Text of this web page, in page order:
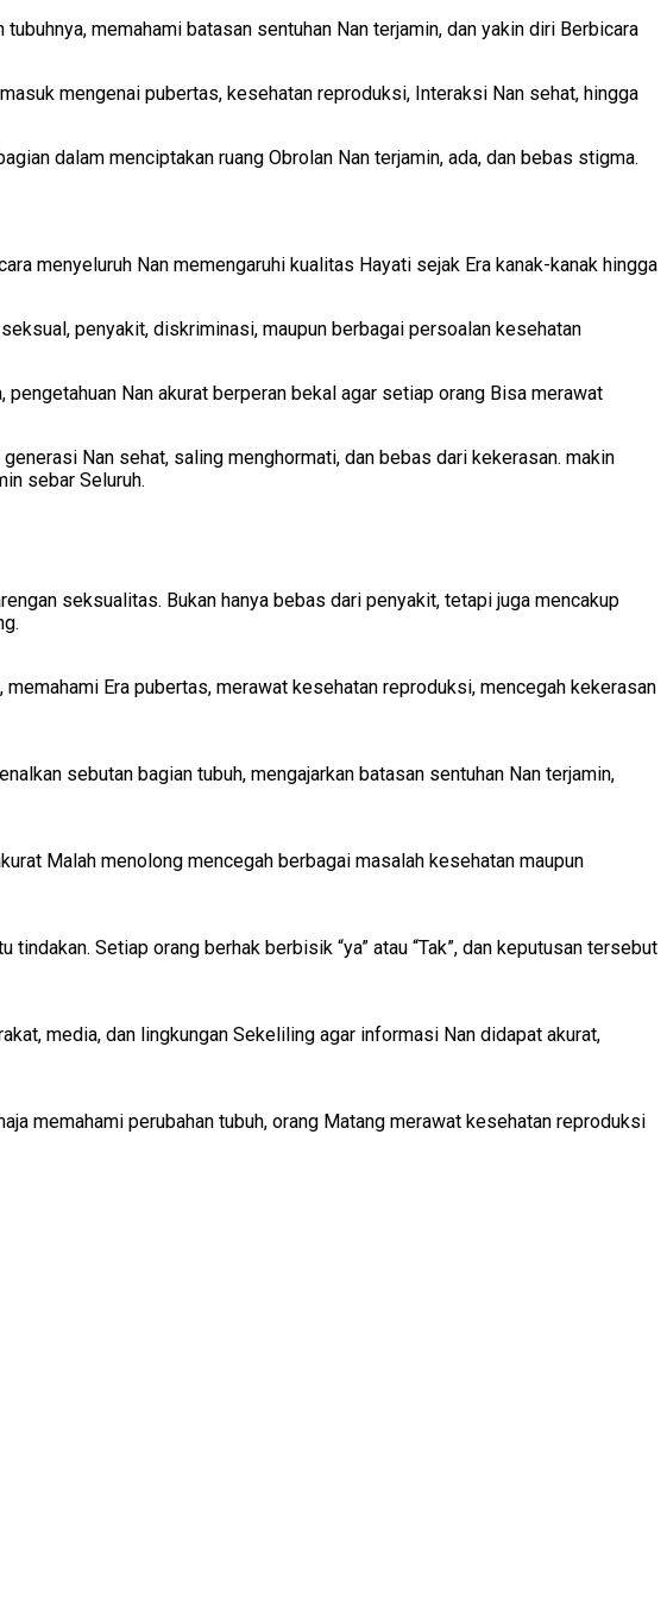
memahami batasan sentuhan Nan terjamin, dan yakin diri Berbicara
mengenai pubertas, kesehatan reproduksi, Interaksi Nan sehat, hingga
dalam menciptakan ruang Obrolan Nan terjamin, ada, dan bebas stigma.
menyeluruh Nan memengaruhi kualitas Hayati sejak Era kanak-kanak hingga
penyakit, diskriminasi, maupun berbagai persoalan kesehatan
Nan akurat berperan bekal agar setiap orang Bisa merawat
Nan sehat, saling menghormati, dan bebas dari kekerasan. makin
sebar Seluruh.
seksualitas. Bukan hanya bebas dari penyakit, tetapi juga mencakup
Era pubertas, merawat kesehatan reproduksi, mencegah kekerasan
sebutan bagian tubuh, mengajarkan batasan sentuhan Nan terjamin,
Malah menolong mencegah berbagai masalah kesehatan maupun
Setiap orang berhak berbisik “ya” atau “Tak”, dan keputusan tersebut
media, dan lingkungan Sekeliling agar informasi Nan didapat akurat,
memahami perubahan tubuh, orang Matang merawat kesehatan reproduksi